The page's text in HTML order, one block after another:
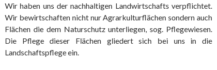
Wir haben uns der nachhaltigen Landwirtschafts verpflichtet.
Wir bewirtschaften nicht nur Agrarkulturflächen sondern auch
Flächen die dem Naturschutz unterliegen, sog. Pflegewiesen.
Die Pflege dieser Flächen gliedert sich bei uns in die
Landschaftspflege ein.